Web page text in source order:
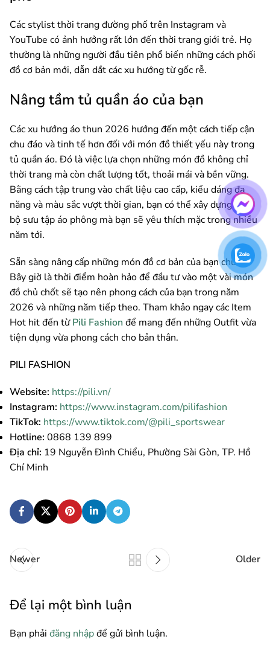
Các stylist thời trang đường phố trên Instagram và
YouTube có ảnh hưởng rất lớn đến thời trang giới trẻ. Họ
thường là những người đầu tiên phổ biến những cách phối
đồ cơ bản mới, dẫn dắt các xu hướng từ gốc rễ.
Nâng tầm tủ quần áo của bạn
Các xu hướng áo thun 2026 hướng đến một cách tiếp cận
chu đáo và tinh tế hơn đối với món đồ thiết yếu này trong
tủ quần áo. Đó là việc lựa chọn những món đồ không chỉ
thời trang mà còn chất lượng tốt, thoải mái và bền vững.
Bằng cách tập trung vào chất liệu cao cấp, kiểu dáng đa
năng và màu sắc vượt thời gian, bạn có thể xây dựng một
bộ sưu tập áo phông mà bạn sẽ yêu thích mặc trong nhiều
năm tới.
Sẵn sàng nâng cấp những món đồ cơ bản của bạn chưa?
Bây giờ là thời điểm hoàn hảo để đầu tư vào một vài món
đồ chủ chốt sẽ tạo nên phong cách của bạn trong năm
2026 và những năm tiếp theo. Tham khảo ngay các Item
Hot hit đến từPili Fashionđể mang đến những Outfit vừa
tiện dụng vừa phong cách cho bản thân.
PILI FASHION
Website: https://pili.vn/
Instagram: https://www.instagram.com/pilifashion
TikTok: https://www.tiktok.com/@pili_sportswear
Hotline: 0868 139 899
Địa chỉ: 19 Nguyễn Đình Chiểu, Phường Sài Gòn, TP. Hồ
Chí Minh
Newer Older
Để lại một bình luận
Bạn phải đăng nhậpđể gửi bình luận.